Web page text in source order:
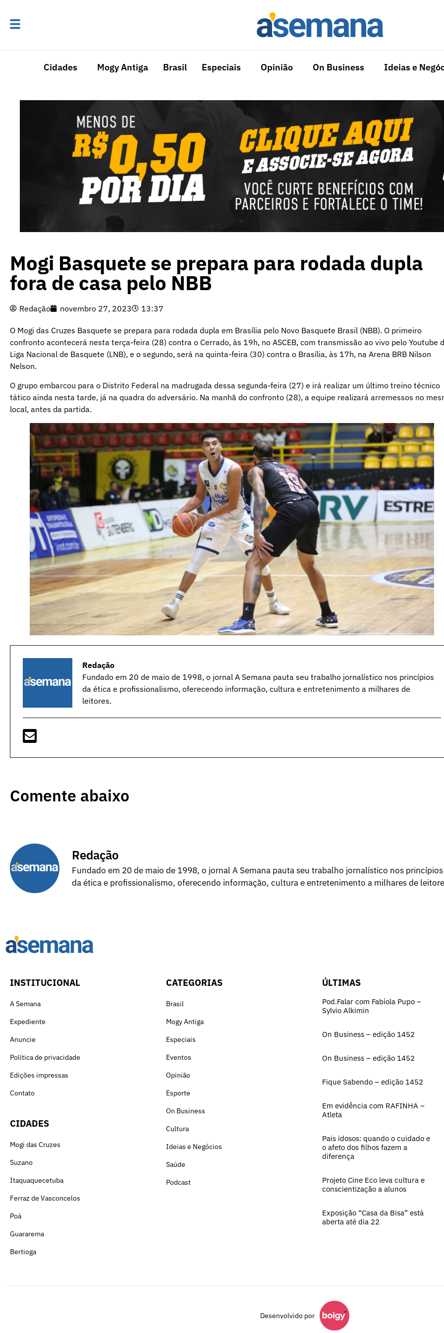
Cidades Mogy Antiga Brasil Especiais Opinião On Business Ideias e
Mogi Basquete se prepara para rodada dupla
fora de casa pelo NBB
Redação novembro 27, 2023 13:37
O Mogi das Cruzes Basquete se prepara para rodada dupla em Brasília pelo Novo Basquete Brasil (NBB). O primeiro
confronto acontecerá nesta terça-feira (28) contra o Cerrado, às 19h, no ASCEB, com transmissão ao vivo pelo Youtube
Liga Nacional de Basquete (LNB), e o segundo, será na quinta-feira (30) contra o Brasília, às 17h, na Arena BRB Nilson
Nelson.
O grupo embarcou para o Distrito Federal na madrugada dessa segunda-feira (27) e irá realizar um último treino técnico
tático ainda nesta tarde, já na quadra do adversário. Na manhã do confronto (28), a equipe realizará arremessos no
local, antes da partida.
Redação
Fundado em 20 de maio de 1998, o jornal A Semana pauta seu trabalho jornalístico nos princípios
da ética e profissionalismo, oferecendo informação, cultura e entretenimento a milhares de
leitores.
Comente abaixo
Redação
Fundado em 20 de maio de 1998, o jornal A Semana pauta seu trabalho jornalístico nos princípios
da ética e profissionalismo, oferecendo informação, cultura e entretenimento a milhares de
INSTITUCIONAL
A Semana
Expediente
Anuncie
Política de privacidade
Edições impressas
Contato
CIDADES
Mogi das Cruzes
Suzano
Itaquaquecetuba
Ferraz de Vasconcelos
Poá
Guararema
Bertioga
CATEGORIAS
Brasil
Mogy Antiga
Especiais
Eventos
Opinião
Esporte
On Business
Cultura
Ideias e Negócios
Saúde
Podcast
ÚLTIMAS
Pod.Falar com Fabíola Pupo –
Sylvio Alkimin
On Business – edição 1452
On Business – edição 1452
Fique Sabendo – edição 1452
Em evidência com RAFINHA –
Atleta
Pais idosos: quando o cuidado e
o afeto dos filhos fazem a
diferença
Projeto Cine Eco leva cultura e
conscientização a alunos
Exposição “Casa da Bisa” está
aberta até dia 22
Desenvolvido por